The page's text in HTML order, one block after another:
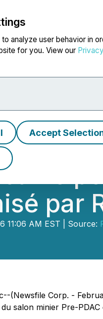
analyze user behavior in
for you. View our
Accept
par
11:06 AM EST | Source:
(Newsfile Corp. -
salon minier Pre-